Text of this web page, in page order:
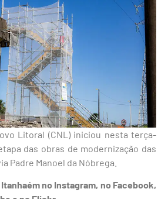
Litoral (CNL) iniciou nesta terça-
das obras de modernização das
Padre Manoel da Nóbrega.
no Instagram, no Facebook,